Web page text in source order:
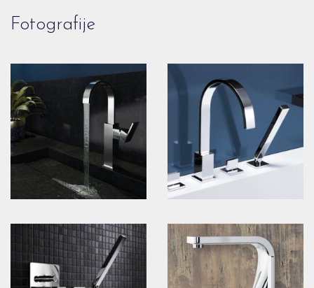
Fotografije